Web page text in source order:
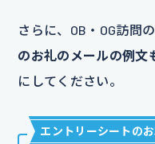
さらに、OB・OG訪問の
のお礼のメールの例文
にしてください。
エントリーシートの